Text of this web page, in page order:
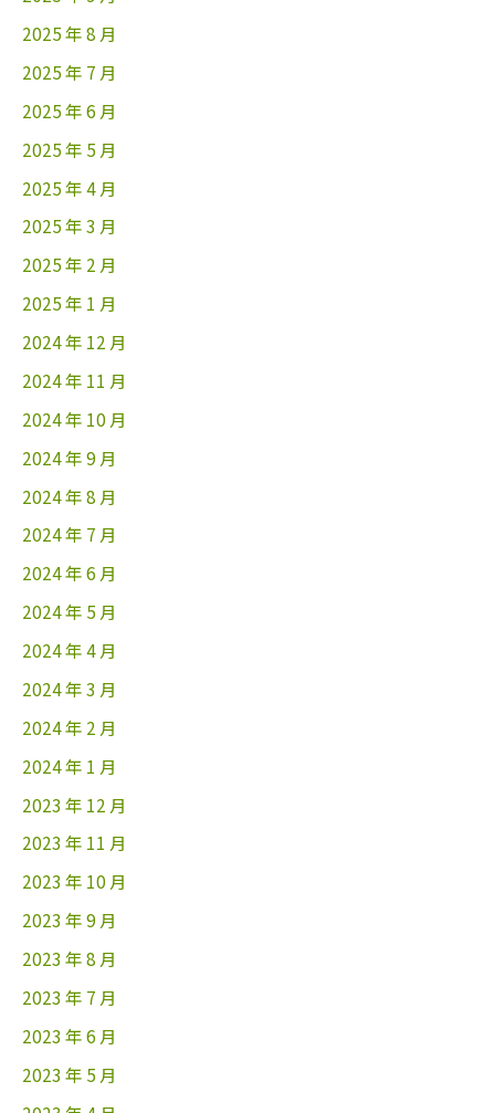
2025 年 8 月
2025 年 7 月
2025 年 6 月
2025 年 5 月
2025 年 4 月
2025 年 3 月
2025 年 2 月
2025 年 1 月
2024 年 12 月
2024 年 11 月
2024 年 10 月
2024 年 9 月
2024 年 8 月
2024 年 7 月
2024 年 6 月
2024 年 5 月
2024 年 4 月
2024 年 3 月
2024 年 2 月
2024 年 1 月
2023 年 12 月
2023 年 11 月
2023 年 10 月
2023 年 9 月
2023 年 8 月
2023 年 7 月
2023 年 6 月
2023 年 5 月